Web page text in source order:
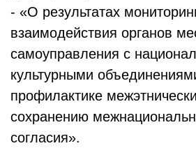
- «О результатах
взаимодействия органов
самоуправления с
культурными
профилактике
сохранению
согласия».